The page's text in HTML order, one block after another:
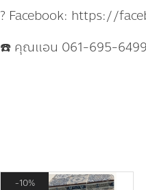
? Facebook: https://
☎️ คุณแอน 061-695-
10%